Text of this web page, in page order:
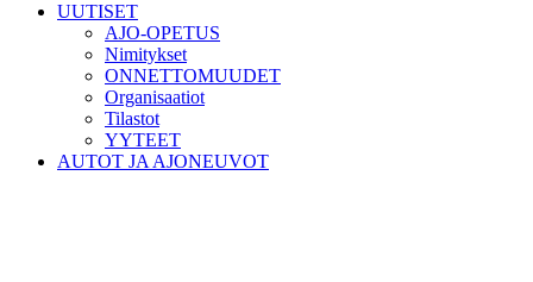
UUTISET
AJO-OPETUS
Nimitykset
ONNETTOMUUDET
Organisaatiot
Tilastot
YYTEET
AUTOT JA AJONEUVOT